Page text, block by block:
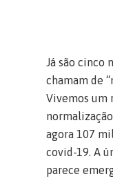
Já são cinco
chamam de
Vivemos um
agora 107
covid-19. A
parece